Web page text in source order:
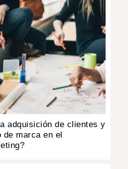
adquisición de clientes y
de marca en el